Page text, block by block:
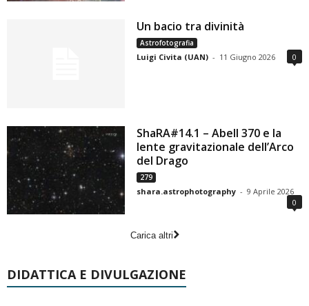
Un bacio tra divinità
Astrofotografia
Luigi Civita (UAN) - 11 Giugno 2026 0
ShaRA#14.1 – Abell 370 e la
lente gravitazionale dell’Arco
del Drago
279
shara.astrophotography - 9 Aprile 2026
0
Carica altri
DIDATTICA E DIVULGAZIONE